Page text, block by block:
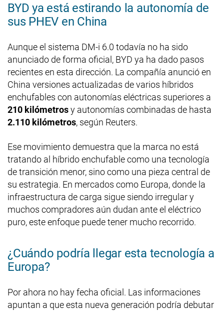
BYD ya está estirando la autonomía de
sus PHEV en China
Aunque el sistema DM-i 6.0 todavía no ha sido
anunciado de forma oficial, BYD ya ha dado pasos
recientes en esta dirección. La compañía anunció en
China versiones actualizadas de varios híbridos
enchufables con autonomías eléctricas superiores a
210 kilómetrosy autonomías combinadas de hasta
2.110 kilómetros, según Reuters.
Ese movimiento demuestra que la marca no está
tratando al híbrido enchufable como una tecnología
de transición menor, sino como una pieza central de
su estrategia. En mercados como Europa, donde la
infraestructura de carga sigue siendo irregular y
muchos compradores aún dudan ante el eléctrico
puro, este enfoque puede tener mucho recorrido.
¿Cuándo podría llegar esta tecnología a
Europa?
Por ahora no hay fecha oficial. Las informaciones
apuntan a que esta nueva generación podría debutar